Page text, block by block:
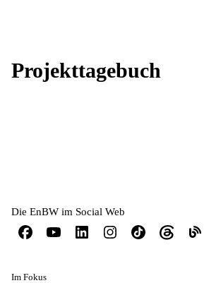
Projekttagebuch
Die EnBW im Social Web
Im Fokus